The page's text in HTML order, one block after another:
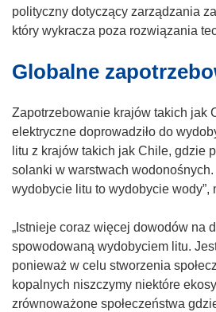
w
n
w
o
i
polityczny dotyczący zarządzania
który wykracza poza rozwiązania
Globalne
Zapotrzebowanie krajów takich jak
elektryczne doprowadziło do
litu z krajów takich jak Chile, gdzie
solanki w warstwach wodonośnych.
wydobycie litu to wydobycie wody”,
„Istnieje coraz więcej dowodów na
spowodowaną wydobyciem litu.
ponieważ w celu stworzenia
kopalnych niszczymy niektóre
zrównoważone społeczeństwa